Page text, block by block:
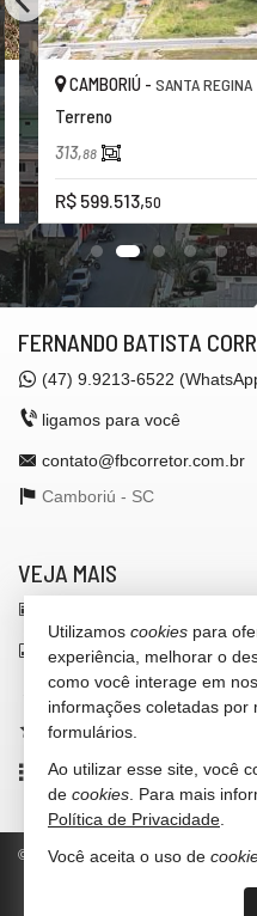
CAMBORIÚ - SANTA REGINA
Terreno
313,88
R$ 599.513,50
FERNANDO BATISTA
(47) 9.9213-6522
ligamos para você
contato@fbcorretor.com.br
Camboriú - SC
VEJA MAIS
indicadores financeiros
cadastre seu imóvel
imóveis favoritos
mapa de imóveis
© 2026 CRECI/SC 42.972-F
Utilizamos cookies para
experiência, melhorar o
como você interage em
informações coletadas por
formulários.
Ao utilizar esse site, você
de cookies . Para mais
Política de Privacidade
Você aceita o uso de